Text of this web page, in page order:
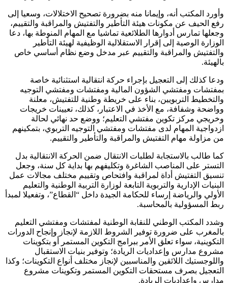
وأورد المكتب أنه، وإيمانا منه بضرورة تصحيح الاختلالات، وسعيا إلى
رفع الحيف عن مكونات هيئة التأطير والتفتيش والمراقبة والتقييم،
وجعلها تمارس أدوارها الطلائعية تماشيا مع المهام المنوطة بها، دعا
الوزارة الوصية إلى إقرار الاستقلالية الوظيفية لهيئة التأطير
والتفتيش والمراقبة والتقييم عبر مدخل وضع نظام أساسي خاص
بالهيئة.
ودعا كذلك إلى التعجيل بإجراء حركة انتقالية استثنائية خاصة
بمفتشات ومفتشي الشؤون المالية ومفتشات ومفتشي التوجيه
والتخطيط التربويين، بناء على خريطة وطنية للتفتيش، معلنة
وواضحة وشفافة، مع الأخذ في الاعتبار، كذلك، تعيينات خريجات
وخريجي مركز تكوين مفتشي التعليم؛ ووضع حد نهائي لحالة
ازدواجية المهام لدى مفتشات ومفتشي التوجيه التربوي، بتمكينهم
من مزاولة مهام التفتيش والمراقبة والتأطير والتقييم.
كما طالب بالاستجابة لطلبات الانتقال ضمن الحركة الانتقالية بدل
التستر على المناصب الشاغرة وتكليفهم بها بداية كل سنة، وجعل
تنسيق التفتيش أداة لمراقبة وافتحاص وتقييم مختلف مجالات عمل
البنيات الإدارية والتربوية التابعة لوزارة التربية الوطنية والتعليم
الأولي والرياضة إرساء للحكامة الجيدة داخل “القطاع”، وتفعيلا لمبدأ
ربط المسؤولية بالمحاسبة.
وشدد المكتب الوطني للنقابة الوطنية لمفتشات ومفتشي التعليم
بالمغرب على ضرورة توفير الشروط اللازمة لإنجاز وإنجاح الدورات
التكوينية، سواء تعلق الأمر ببرامج التكوين المستمر أو بتكوينات
مشروع مدارس وإعداديات الريادة؛ وتوفير بنيات الاستقبال
واللوجستيك اللائقين والمناسبين لإنجاز مختلف أنواع التكوينات؛ وكذا
التعجيل بصرف مستحقات التكوين المستمر وتكوينات مشروع
مدارس وإعداديات الريادة.